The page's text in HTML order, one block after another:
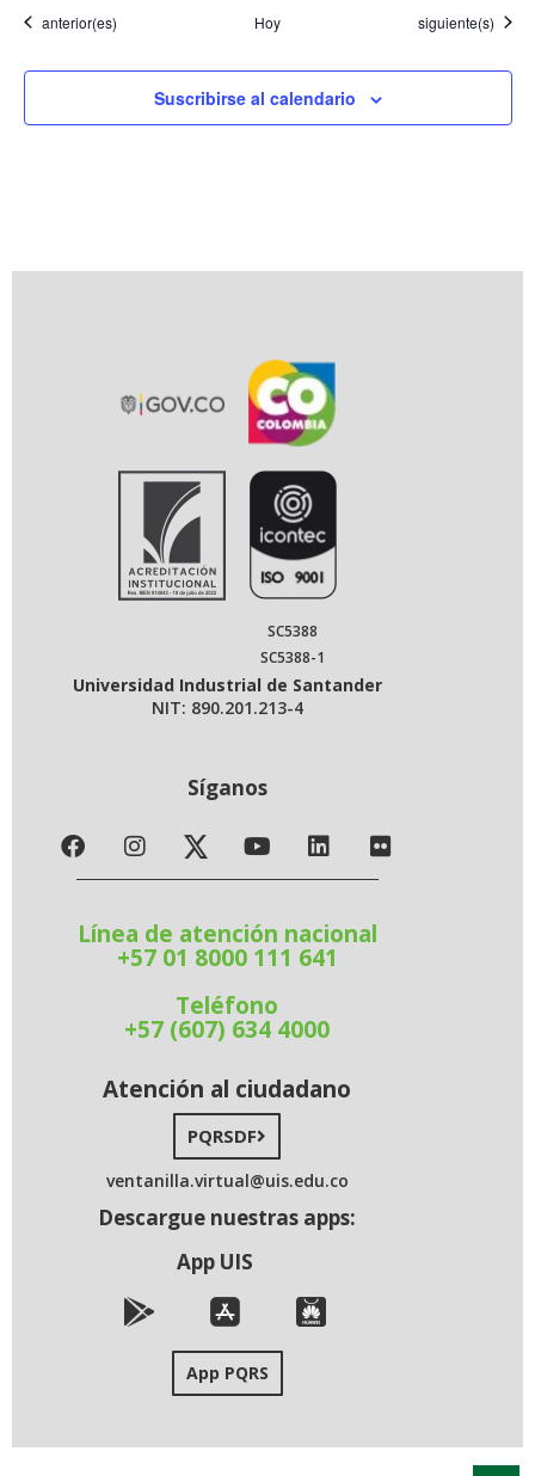
Eventos
anterior(es) Hoy Eventos
siguiente(s)
Suscribirse al calendario